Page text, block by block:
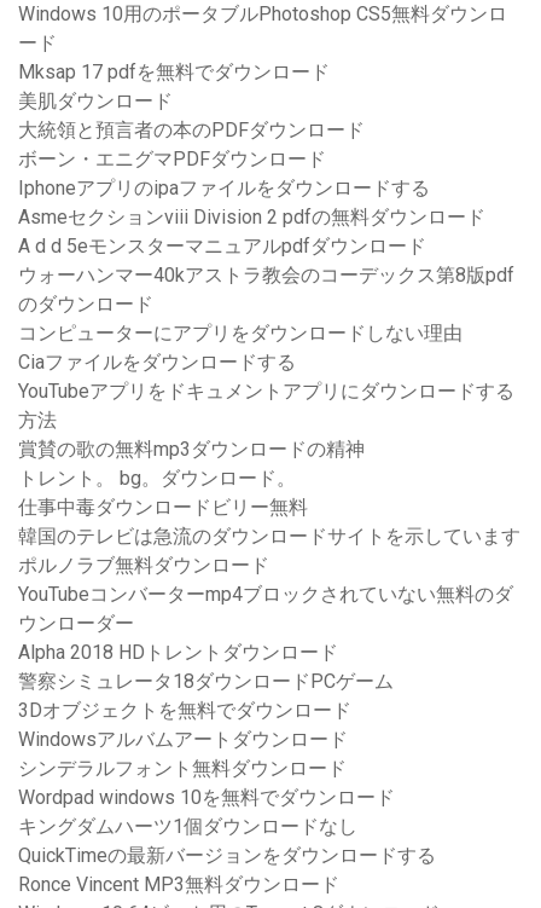
Windows 10用のポータブルPhotoshop CS5無料ダウンロ
ード
Mksap 17 pdfを無料でダウンロード
美肌ダウンロード
大統領と預言者の本のPDFダウンロード
ボーン・エニグマPDFダウンロード
Iphoneアプリのipaファイルをダウンロードする
Asmeセクションviii Division 2 pdfの無料ダウンロード
A d d 5eモンスターマニュアルpdfダウンロード
ウォーハンマー40kアストラ教会のコーデックス第8版pdf
のダウンロード
コンピューターにアプリをダウンロードしない理由
Ciaファイルをダウンロードする
YouTubeアプリをドキュメントアプリにダウンロードする
方法
賞賛の歌の無料mp3ダウンロードの精神
トレント。 bg。ダウンロード。
仕事中毒ダウンロードビリー無料
韓国のテレビは急流のダウンロードサイトを示しています
ポルノラブ無料ダウンロード
YouTubeコンバーターmp4ブロックされていない無料のダ
ウンローダー
Alpha 2018 HDトレントダウンロード
警察シミュレータ18ダウンロードPCゲーム
3Dオブジェクトを無料でダウンロード
Windowsアルバムアートダウンロード
シンデラルフォント無料ダウンロード
Wordpad windows 10を無料でダウンロード
キングダムハーツ1個ダウンロードなし
QuickTimeの最新バージョンをダウンロードする
Ronce Vincent MP3無料ダウンロード